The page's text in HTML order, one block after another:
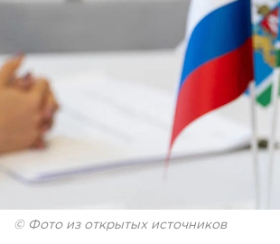
© Фото из открытых источников